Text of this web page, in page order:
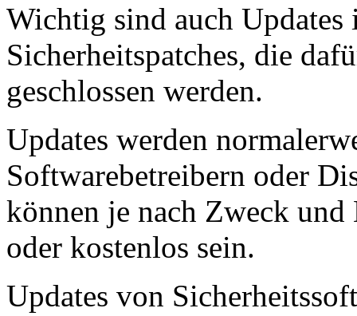
Wichtig sind auch
Sicherheitspatches, die
geschlossen werden.
Updates werden
Softwarebetreibern oder
können je nach Zweck
oder kostenlos sein.
Updates von